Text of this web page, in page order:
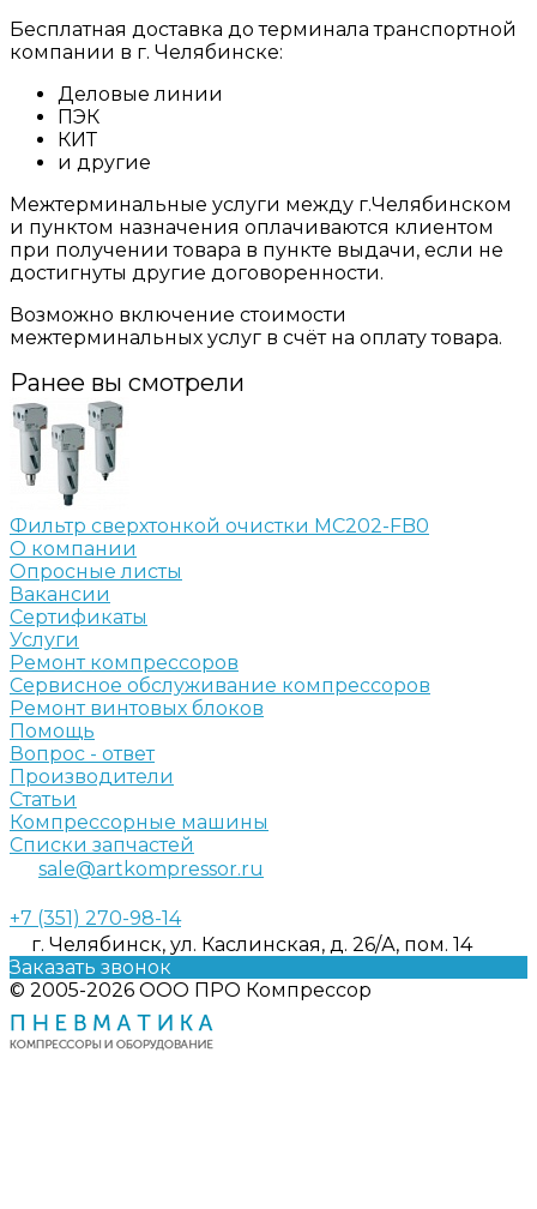
Бесплатная доставка до терминала транспортной
компании в г. Челябинске:
Деловые линии
ПЭК
КИТ
и другие
Межтерминальные услуги между г.Челябинском
и пунктом назначения оплачиваются клиентом
при получении товара в пункте выдачи, если не
достигнуты другие договоренности.
Возможно включение стоимости
межтерминальных услуг в счёт на оплату товара.
Ранее вы смотрели
Фильтр сверхтонкой очистки MC202-FB0
О компании
Опросные листы
Вакансии
Сертификаты
Услуги
Ремонт компрессоров
Сервисное обслуживание компрессоров
Ремонт винтовых блоков
Помощь
Вопрос - ответ
Производители
Статьи
Компрессорные машины
Списки запчастей
sale@artkompressor.ru
+7 (351) 270-98-14
г. Челябинск, ул. Каслинская, д. 26/А, пом. 14
Заказать звонок
© 2005-2026 ООО ПРО Компрессор